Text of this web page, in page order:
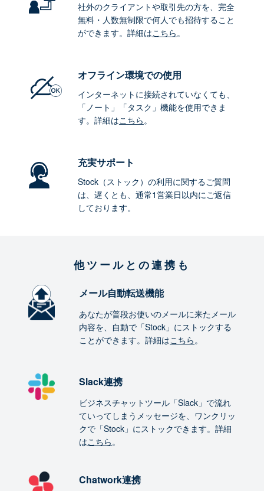
社外のクライアントや取引先の方を、完全
無料・人数無制限で何人でも招待すること
ができます。詳細はこちら。
オフライン環境での使用
インターネットに接続されていなくても、
「ノート」「タスク」機能を使用できま
す。詳細はこちら。
充実サポート
Stock（ストック）の利用に関するご質問
は、遅くとも、通常1営業日以内にご返信
しております。
他ツールとの連携も
メール自動転送機能
あなたが普段お使いのメールに来たメール
内容を、自動で「Stock」にストックする
ことができます。詳細はこちら。
Slack連携
ビジネスチャットツール「Slack」で流れ
ていってしまうメッセージを、ワンクリッ
クで「Stock」にストックできます。詳細
はこちら。
Chatwork連携